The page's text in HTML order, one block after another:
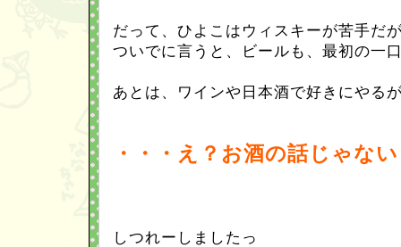
だって、ひよこはウィスキーが苦手だ
ついでに言うと、ビールも、最初の一
あとは、ワインや日本酒で好きにやる
・・・え？お酒の話じゃな
しつれーしましたっ